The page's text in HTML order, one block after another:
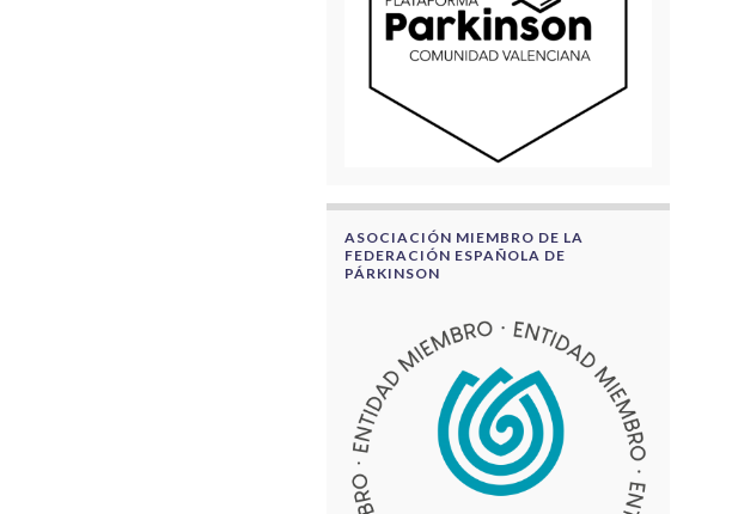
ASOCIACIÓN MIEMBRO DE LA
FEDERACIÓN ESPAÑOLA DE
PÁRKINSON